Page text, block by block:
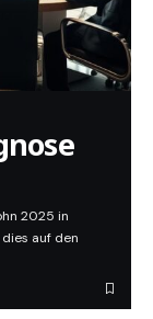
2025 in
auf den